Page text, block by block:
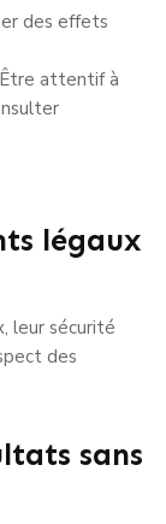
des effets
Être attentif à
légaux
leur sécurité
des
sans